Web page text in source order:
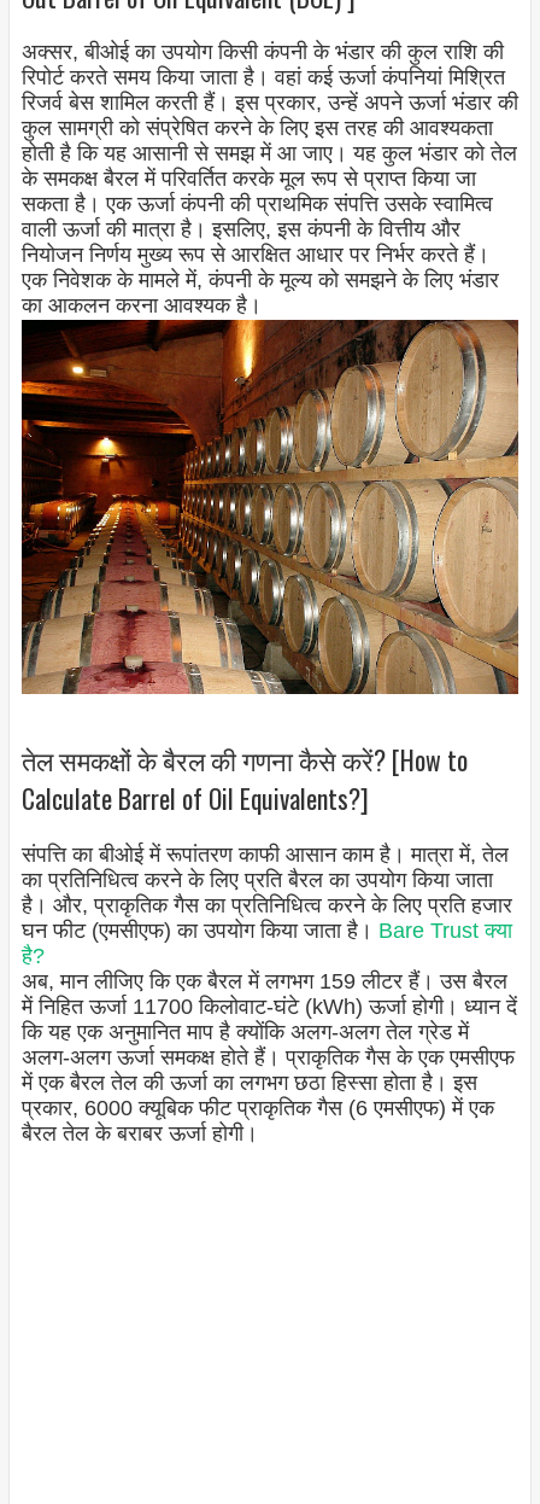
अक्सर, बीओई का उपयोग किसी कंपनी के भंडार की कुल राशि की
रिपोर्ट करते समय किया जाता है। वहां कई ऊर्जा कंपनियां मिश्रित
रिजर्व बेस शामिल करती हैं। इस प्रकार, उन्हें अपने ऊर्जा भंडार की
कुल सामग्री को संप्रेषित करने के लिए इस तरह की आवश्यकता
होती है कि यह आसानी से समझ में आ जाए। यह कुल भंडार को तेल
के समकक्ष बैरल में परिवर्तित करके मूल रूप से प्राप्त किया जा
सकता है। एक ऊर्जा कंपनी की प्राथमिक संपत्ति उसके स्वामित्व
वाली ऊर्जा की मात्रा है। इसलिए, इस कंपनी के वित्तीय और
नियोजन निर्णय मुख्य रूप से आरक्षित आधार पर निर्भर करते हैं।
एक निवेशक के मामले में, कंपनी के मूल्य को समझने के लिए भंडार
का आकलन करना आवश्यक है।
तेल समकक्षों के बैरल की गणना कैसे करें? [How to
Calculate Barrel of Oil Equivalents?]
संपत्ति का बीओई में रूपांतरण काफी आसान काम है। मात्रा में, तेल
का प्रतिनिधित्व करने के लिए प्रति बैरल का उपयोग किया जाता
है। और, प्राकृतिक गैस का प्रतिनिधित्व करने के लिए प्रति हजार
घन फीट (एमसीएफ) का उपयोग किया जाता है। Bare Trust क्या
है?
अब, मान लीजिए कि एक बैरल में लगभग 159 लीटर हैं। उस बैरल
में निहित ऊर्जा 11700 किलोवाट-घंटे (kWh) ऊर्जा होगी। ध्यान दें
कि यह एक अनुमानित माप है क्योंकि अलग-अलग तेल ग्रेड में
अलग-अलग ऊर्जा समकक्ष होते हैं। प्राकृतिक गैस के एक एमसीएफ
में एक बैरल तेल की ऊर्जा का लगभग छठा हिस्सा होता है। इस
प्रकार, 6000 क्यूबिक फीट प्राकृतिक गैस (6 एमसीएफ) में एक
बैरल तेल के बराबर ऊर्जा होगी।